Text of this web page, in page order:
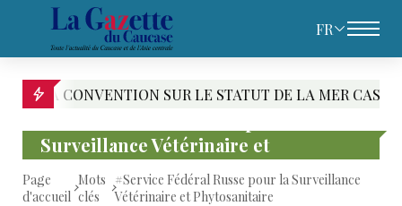
FR
SUR LE STATUT DE LA MER CASPIENNE : LE
Surveillance Vétérinaire et
Phytosanitaire
Page
d'accueil
Mots
clés
#Service Fédéral Russe pour la Surveillance
Vétérinaire et Phytosanitaire